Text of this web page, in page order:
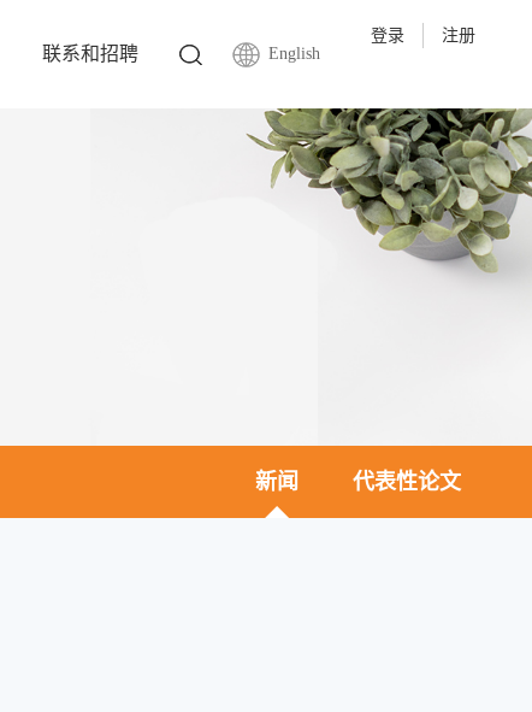
登录
注册
English
联系和招聘
新闻 代表性论文